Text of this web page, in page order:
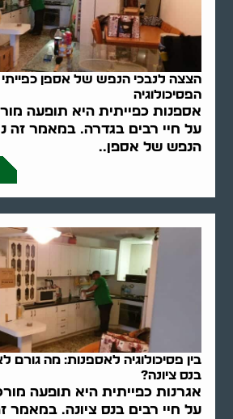
הצצה לנבכי הנפש של אספן כפייתי
הפסיכולוגיה
אספנות כפייתית היא תופעה
על חיי רבים בגדרה. במאמר זה
הנפש של אספן..
בין פסיכולוגיה לאספנות: מה גורם
בנס ציונה?
אגרנות כפייתית היא תופעה
על חיי רבים בנס ציונה. במאמר